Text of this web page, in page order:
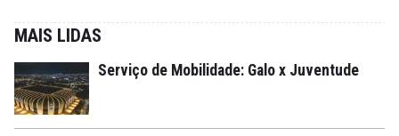
MAIS LIDAS
Serviço de Mobilidade: Galo x Juventude